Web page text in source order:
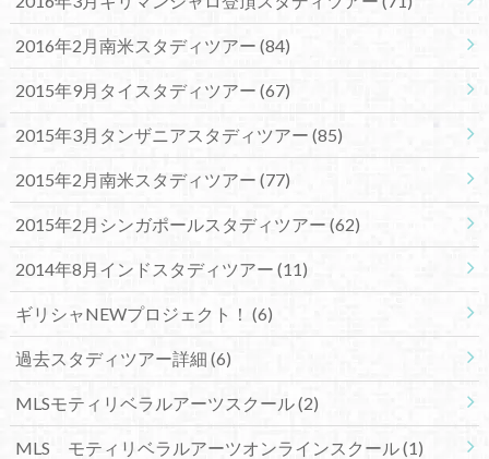
2016年2月南米スタディツアー (84)
2015年9月タイスタディツアー (67)
2015年3月タンザニアスタディツアー (85)
2015年2月南米スタディツアー (77)
2015年2月シンガポールスタディツアー (62)
2014年8月インドスタディツアー (11)
ギリシャNEWプロジェクト！ (6)
過去スタディツアー詳細 (6)
MLSモティリベラルアーツスクール(2)
MLS モティリベラルアーツオンラインスクール(1)